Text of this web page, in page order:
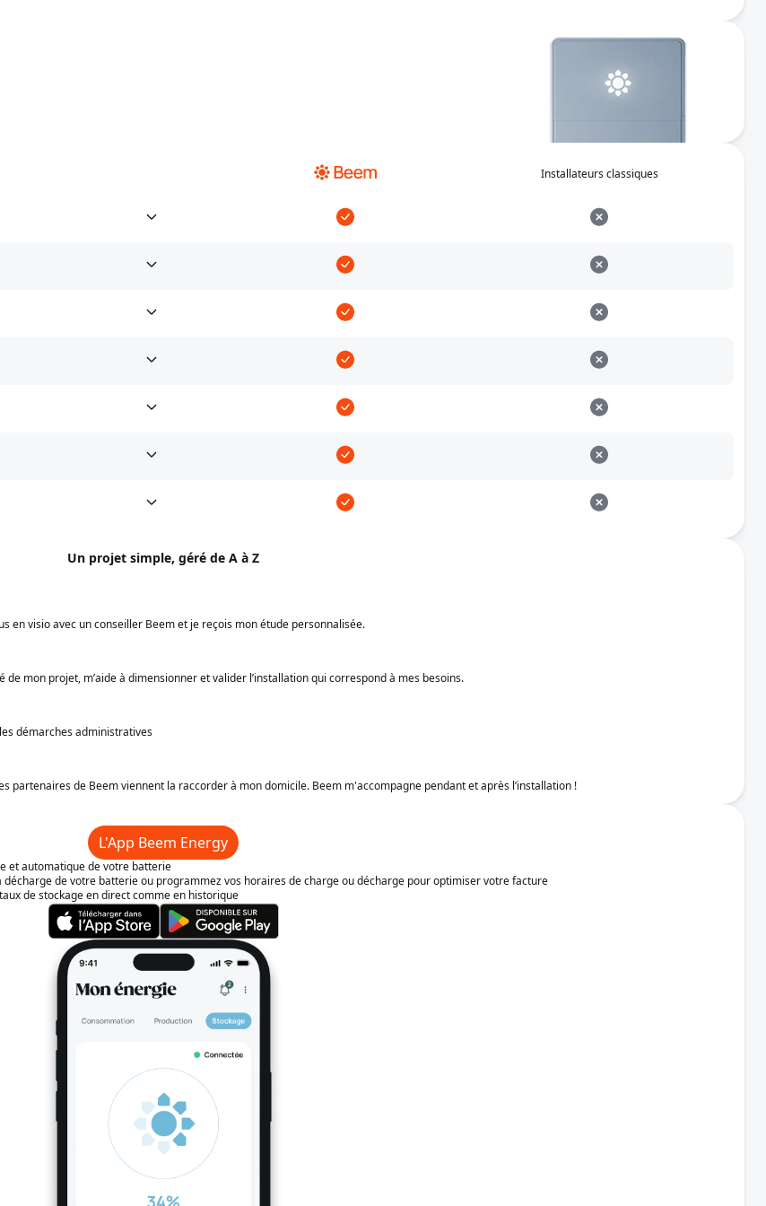
Installateurs classiques
Un projet simple, géré de A à Z
en visio avec un conseiller Beem et je reçois mon étude personnalisée.
mon projet, m’aide à dimensionner et valider l’installation qui correspond à mes besoins.
démarches administratives
partenaires de Beem viennent la raccorder à mon domicile. Beem m'accompagne pendant et après l’installation !
L'App Beem Energy
et automatique de votre batterie
décharge de votre batterie ou programmez vos horaires de charge ou décharge pour optimiser votre facture
de stockage en direct comme en historique